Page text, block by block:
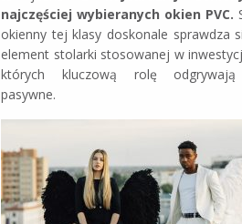
najczęściej wybieranych okien PVC.
okienny tej klasy doskonale sprawdza
element stolarki stosowanej w
których kluczową rolę
pasywne.